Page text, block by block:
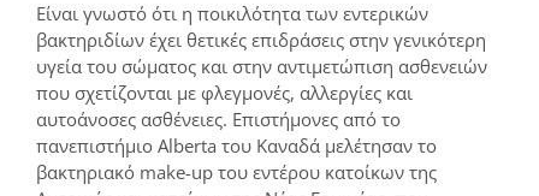
Είναι γνωστό ότι η ποικιλότητα των εντερικών
βακτηριδίων έχει θετικές επιδράσεις στην γενικότερη
υγεία του σώματος και στην αντιμετώπιση ασθενειών
που σχετίζονται με φλεγμονές, αλλεργίες και
αυτοάνοσες ασθένειες. Επιστήμονες από το
πανεπιστήμιο Alberta του Καναδά μελέτησαν το
βακτηριακό make-up του εντέρου κατοίκων της